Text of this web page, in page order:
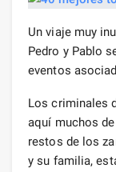
Un viaje muy
Pedro y Pablo
eventos
Los criminales
aquí muchos
restos de los
y su familia,